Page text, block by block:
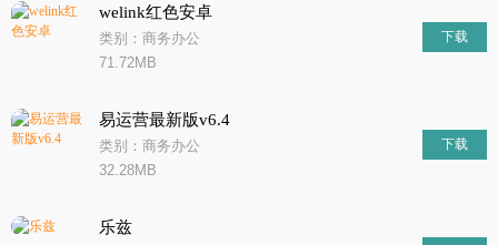
welink红色安卓
类别：商务办公
71.72MB
下载
易运营最新版v6.4
类别：商务办公
32.28MB
下载
乐兹